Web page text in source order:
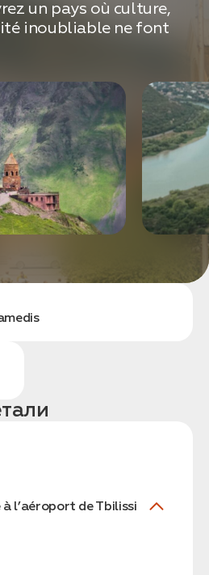
un pays où culture,
inoubliable ne font
l’aéroport de Tbilissi
с условиями